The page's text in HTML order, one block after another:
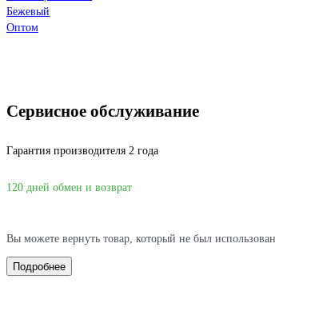
Бежевый
Оптом
Сервисное обслуживание
Гарантия производителя 2 года
120 дней обмен и возврат
Вы можете вернуть товар, который не был использован
Подробнее